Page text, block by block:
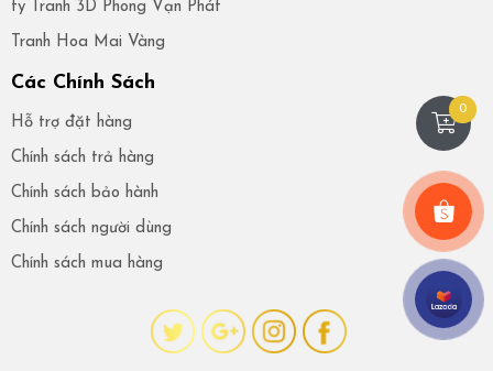
ty Tranh 3D Phong Vạn Phát
Tranh Hoa Mai Vàng
Các Chính Sách
Hỗ trợ đặt hàng
Chính sách trả hàng
Chính sách bảo hành
Chính sách người dùng
Chính sách mua hàng
0